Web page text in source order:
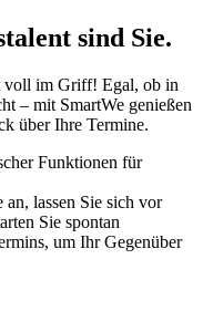
sind Sie.
voll im Griff! Egal, ob in
– mit SmartWe genießen
über Ihre Termine.
Funktionen für
lassen Sie sich vor
Sie spontan
um Ihr Gegenüber